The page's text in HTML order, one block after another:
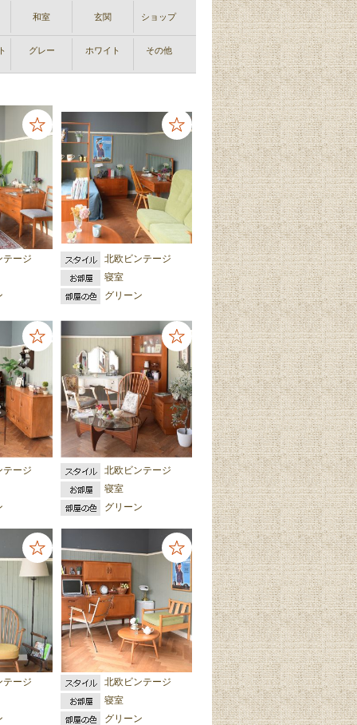
和室 玄関 ショップ
グレー ホワイト その他
テージ
北欧ビンテージ
寝室
グリーン
テージ
北欧ビンテージ
寝室
グリーン
テージ
北欧ビンテージ
寝室
グリーン